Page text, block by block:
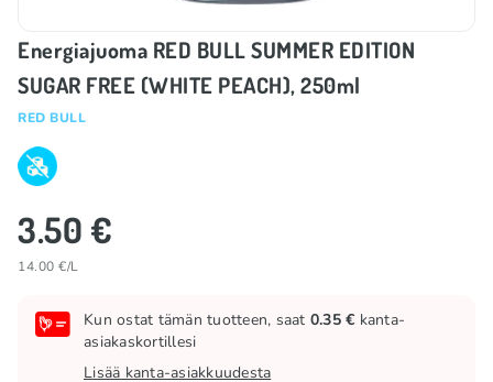
Energiajuoma RED BULL SUMMER EDITION
SUGAR FREE (WHITE PEACH), 250ml
RED BULL
3.50 €
14.00 €/L
Kun ostat tämän tuotteen, saat 0.35 € kanta-
asiakaskortillesi
Lisää kanta-asiakkuudesta